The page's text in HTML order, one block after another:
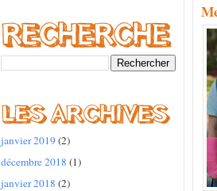
janvier 2019 (2)
décembre 2018 (1)
janvier 2018 (2)